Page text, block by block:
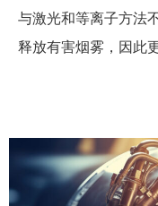
与激光和等离子方法
释放有害烟雾，因此